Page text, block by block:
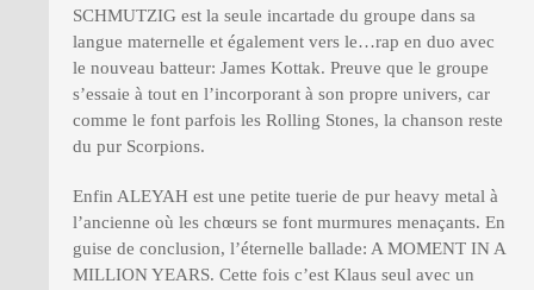
SCHMUTZIG est la seule incartade du groupe dans sa
langue maternelle et également vers le…rap en duo avec
le nouveau batteur: James Kottak. Preuve que le groupe
s’essaie à tout en l’incorporant à son propre univers, car
comme le font parfois les Rolling Stones, la chanson reste
du pur Scorpions.
Enfin ALEYAH est une petite tuerie de pur heavy metal à
l’ancienne où les chœurs se font murmures menaçants. En
guise de conclusion, l’éternelle ballade: A MOMENT IN A
MILLION YEARS. Cette fois c’est Klaus seul avec un